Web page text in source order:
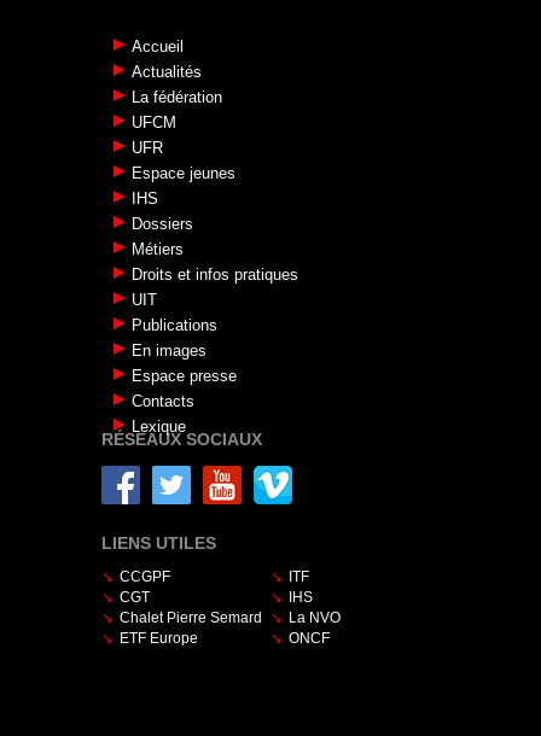
Accueil
Actualités
La fédération
UFCM
UFR
Espace jeunes
IHS
Dossiers
Métiers
Droits et infos pratiques
UIT
Publications
En images
Espace presse
Contacts
Lexique
RÉSEAUX SOCIAUX
LIENS UTILES
CCGPF
CGT
Chalet Pierre Semard
ETF Europe
ITF
IHS
La NVO
ONCF